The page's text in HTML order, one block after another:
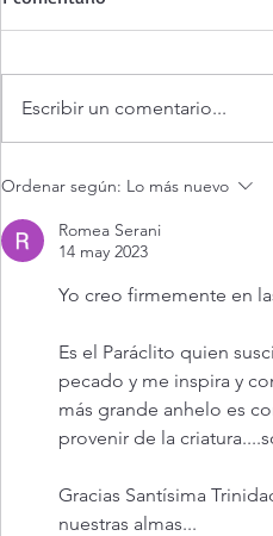
Escribir un comentario...
Ordenar según: Lo más nuevo
Romea Serani
14 may 2023
Yo creo firmemente en
Es el Paráclito quien
pecado y me inspira y
más grande anhelo es
provenir de la
Gracias Santísima
nuestras almas...